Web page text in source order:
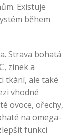
Existuje
během
Strava bohatá
zinek a
tkání, ale také
vhodné
ovoce, ořechy,
na omega-
funkci